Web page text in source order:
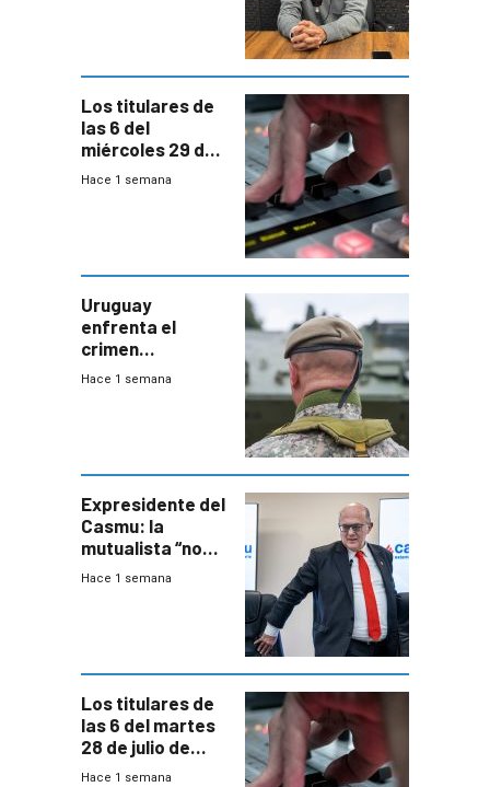
Los titulares de
las 6 del
miércoles 29 de
julio de 2026
Hace 1 semana
Uruguay
enfrenta el
crimen
organizado con
seguridad
Hace 1 semana
Expresidente del
Casmu: la
mutualista “no
está para pagar”
Hace 1 semana
Los titulares de
las 6 del martes
28 de julio de
2026
Hace 1 semana